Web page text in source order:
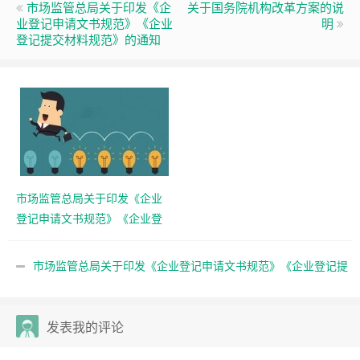
市场监管总局关于印发《企
业登记申请文书规范》《企业
登记提交材料规范》的通知
关于国务院机构改革方案的说
明
市场监管总局关于印发《企业
登记申请文书规范》《企业登
市场监管总局关于印发《企业登记申请文书规范》《企业登记提
发表我的评论